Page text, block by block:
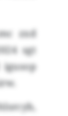
zxd
sgt